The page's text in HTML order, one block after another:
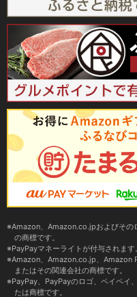
Amazon、Amazon.co.jpおよびその
の商標です。
PayPayマネーライトが付与されま
Amazon、Amazon.co.jp、Amazon
またはその関連会社の商標です。
PayPay、PayPayのロゴ、ペイペイ
たは商標です。